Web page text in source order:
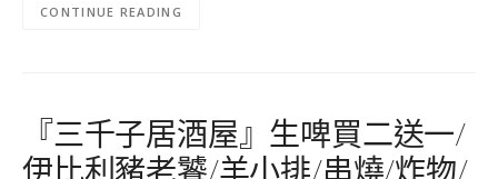
CONTINUE READING
『三千子居酒屋』生啤買二送一/
伊比利豬老饕/羊小排/串燒/炸物/